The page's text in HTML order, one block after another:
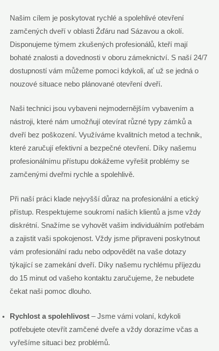
Našim cílem je poskytovat rychlé a spolehlivé otevření
zamčených dveří v oblasti Žďáru nad Sázavou a okolí.
Disponujeme týmem zkušených profesionálů, kteří mají
bohaté znalosti a dovednosti v oboru zámeknictví. S naší 24/7
dostupností vám můžeme pomoci kdykoli, ať už se jedná o
nouzové situace nebo plánované otevření dveří.
Naši technici jsou vybaveni nejmodernějším vybavením a
nástroji, které nám umožňují otevírat různé typy zámků a
dveří bez poškození. Využíváme kvalitních metod a technik,
které zaručují efektivní a bezpečné otevření. Díky našemu
profesionálnímu přístupu dokážeme vyřešit problémy se
zamčenými dveřmi rychle a spolehlivě.
Při naší práci klade nejvyšší důraz na profesionální a etický
přístup. Respektujeme soukromí našich klientů a jsme vždy
diskrétní. Snažíme se vyhovět vašim individuálním potřebám
a zajistit vaši spokojenost. Vždy jsme připraveni poskytnout
vám profesionální radu nebo odpovědět na vaše dotazy
týkající se zamekání dveří. Díky našemu rychlému příjezdu
do 15 minut od vašeho kontaktu zaručujeme, že nebudete
čekat naši pomoc dlouho.
Rychlost a spolehlivost – Jsme vámi volaní, kdykoli
potřebujete otevřít zamčené dveře a vždy dorazíme včas a
vyřešíme situaci bez problémů.